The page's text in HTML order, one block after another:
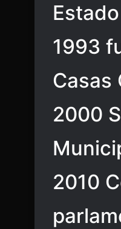
1993
Casas
2000
2010